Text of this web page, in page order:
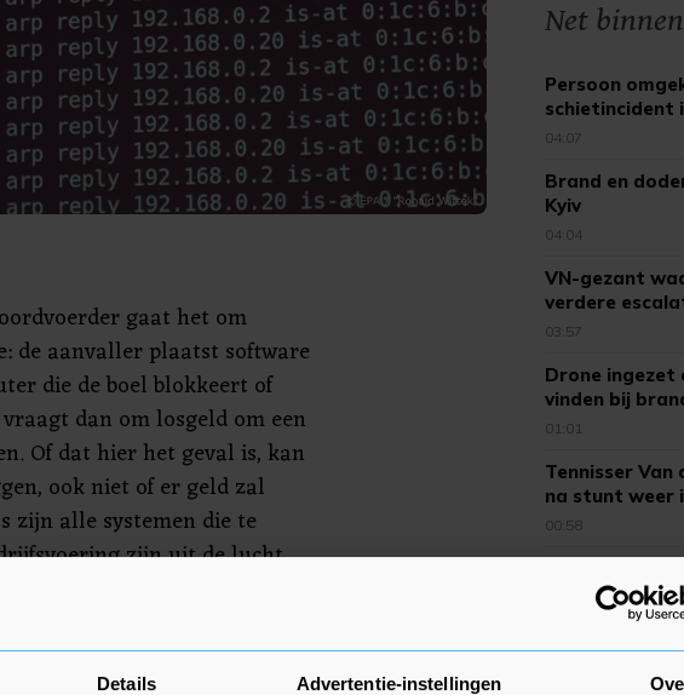
Details Advertentie-instellingen
gaat het om
de aanvaller plaatst software
die de boel blokkeert of
dan om losgeld om een
Of dat hier het geval is, kan
ook niet of er geld zal
zijn alle systemen die te
zijn uit de lucht
hebben nu in feite een schil
kunnen kijken wat er
systemen daarbij in
Net binnen
Persoon
schietincident
04:07
Brand en
Kyiv
04:04
VN-gezant
verdere
03:57
Drone
vinden bij
01:01
Tennisser Van
na stunt weer
00:58